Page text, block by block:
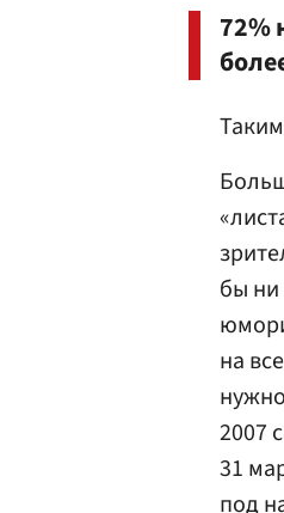
72%
бы ни
на
2007
31
под